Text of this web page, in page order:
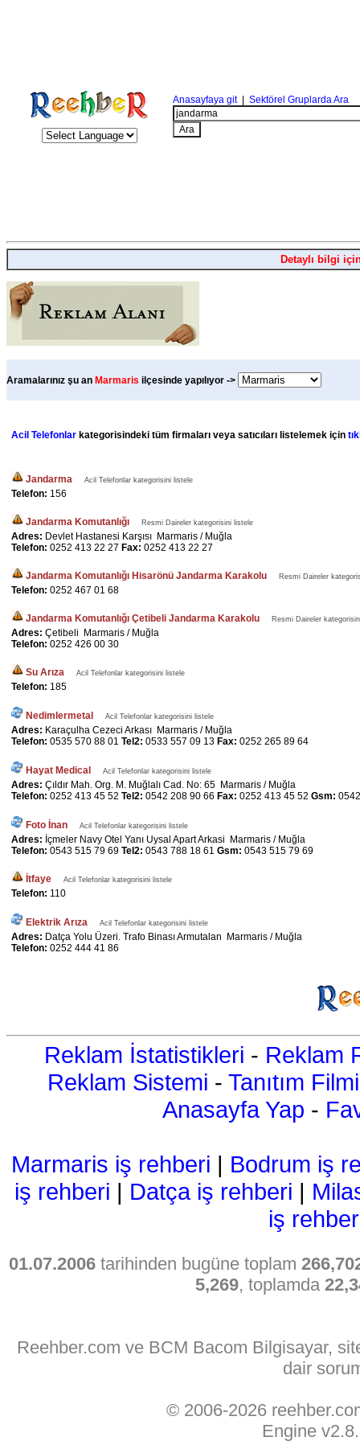
Anasayfaya git| Sektörel Gruplarda Ara
Detaylı bilgi
Aramalarınız şu an Marmaris ilçesinde yapılıyor ->
Acil Telefonlar kategorisindeki tüm firmaları veya satıcıları listelemek için
Jandarma Acil Telefonlar kategorisini listele
Telefon: 156
Jandarma Komutanlığı Resmi Daireler kategorisini listele
Adres: Devlet Hastanesi Karşısı Marmaris / Muğla
Telefon: 0252 413 22 27 Fax: 0252 413 22 27
Jandarma Komutanlığı Hisarönü Jandarma Karakolu Resmi Daireler
Telefon: 0252 467 01 68
Jandarma Komutanlığı Çetibeli Jandarma Karakolu Resmi Daireler
Adres: Çetibeli Marmaris / Muğla
Telefon: 0252 426 00 30
Su Arıza Acil Telefonlar kategorisini listele
Telefon: 185
Nedimlermetal Acil Telefonlar kategorisini listele
Adres: Karaçulha Cezeci Arkası Marmaris / Muğla
Telefon: 0535 570 88 01 Tel2: 0533 557 09 13 Fax: 0252 265 89 64
Hayat Medical Acil Telefonlar kategorisini listele
Adres: Çıldır Mah. Org. M. Muğlalı Cad. No: 65 Marmaris / Muğla
Telefon: 0252 413 45 52 Tel2: 0542 208 90 66 Fax: 0252 413 45 52 Gsm:
Foto İnan Acil Telefonlar kategorisini listele
Adres: İçmeler Navy Otel Yanı Uysal Apart Arkasi Marmaris / Muğla
Telefon: 0543 515 79 69 Tel2: 0543 788 18 61 Gsm: 0543 515 79 69
İtfaye Acil Telefonlar kategorisini listele
Telefon: 110
Elektrik Arıza Acil Telefonlar kategorisini listele
Adres: Datça Yolu Üzeri. Trafo Binası Armutalan Marmaris / Muğla
Telefon: 0252 444 41 86
Reklam İstatistikleri - Reklam
Reklam Sistemi - Tanıtım Filmi
Anasayfa Yap -
Marmaris iş rehberi | Bodrum iş
iş rehberi | Datça iş rehberi |
iş
01.07.2006 tarihinden bugüne toplam
5,269, toplamda
Reehber.com ve BCM Bacom Bilgisayar,
dair
© 2006-2026
Engine